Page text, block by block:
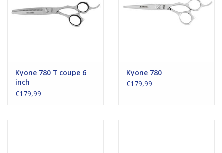
Kyone 780 T coupe 6
inch
€179,99
Kyone 780
€179,99